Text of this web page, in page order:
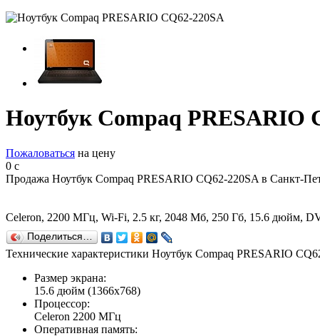
Ноутбук Compaq PRESARIO
Пожаловаться на цену
0 c
Продажа Ноутбук Compaq PRESARIO CQ62-220SA в Санкт-
Celeron, 2200 МГц, Wi-Fi, 2.5 кг, 2048 Мб, 250 Гб, 15.6 дюйм,
Поделиться…
Технические характеристики Ноутбук Compaq PRESARIO
Размер экрана:
15.6 дюйм (1366x768)
Процессор:
Celeron 2200 МГц
Оперативная память: